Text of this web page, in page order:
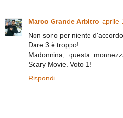
Marco Grande Arbitro aprile
Non sono per niente
Dare 3 è troppo!
Madonnina, questa
Scary Movie. Voto 1!
Rispondi